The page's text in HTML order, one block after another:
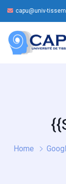
capu@univ-
Home